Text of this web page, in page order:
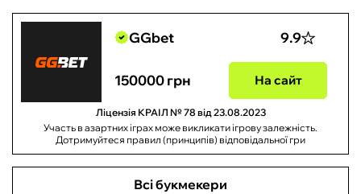
GGbet 9.9
150000 грн На сайт
Ліцензія КРАІЛ № 78 від 23.08.2023
Участь в азартних іграх може викликати ігрову залежність.
Дотримуйтеся правил (принципів) відповідальної гри
Всі букмекери